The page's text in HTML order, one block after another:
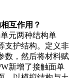
互作用？
元两种结构单
支护结构。定义非
数，然后将材料赋
新增了接触面单